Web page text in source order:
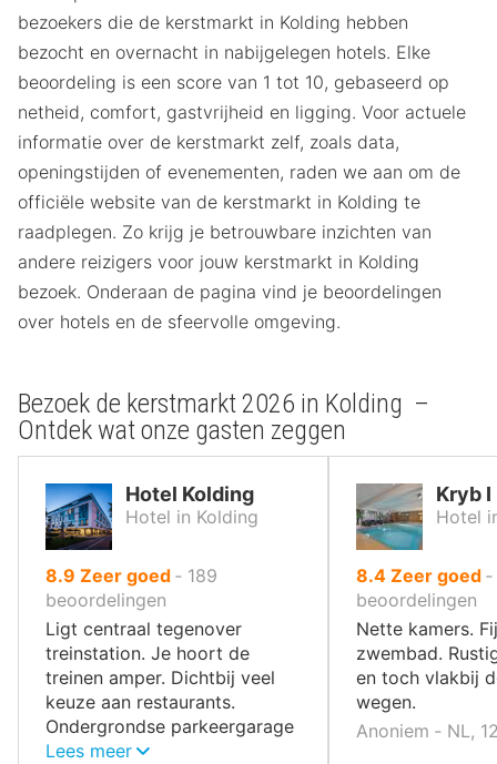
bezoekers die de kerstmarkt in Kolding hebben
bezocht en overnacht in nabijgelegen hotels. Elke
beoordeling is een score van 1 tot 10, gebaseerd op
netheid, comfort, gastvrijheid en ligging. Voor actuele
informatie over de kerstmarkt zelf, zoals data,
openingstijden of evenementen, raden we aan om de
officiële website van de kerstmarkt in Kolding te
raadplegen. Zo krijg je betrouwbare inzichten van
andere reizigers voor jouw kerstmarkt in Kolding
bezoek. Onderaan de pagina vind je beoordelingen
over hotels en de sfeervolle omgeving.
Bezoek de kerstmarkt 2026 in Kolding –
Ontdek wat onze gasten zeggen
Hotel Kolding
Hotel in Kolding
8.9 uit
10
,
Zeer goed ‐ 189
beoordelingen
Ligt centraal tegenover
treinstation. Je hoort de
treinen amper. Dichtbij veel
keuze aan restaurants.
Ondergrondse parkeergarage
is ook een pre.
Lees meer
Kryb I
Hotel
8.4uit
10
,
Zeer goed ‐
beoordelingen
Nette kamers.
zwembad.
en toch vlakbij
wegen.
Anoniem ‐ NL,